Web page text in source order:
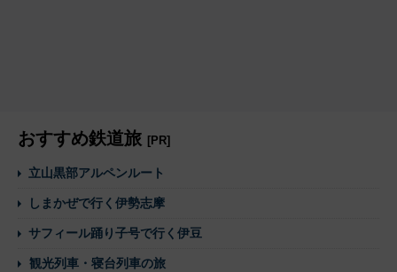
おすすめ鉄道旅 [PR]
立山黒部アルペンルート
しまかぜで行く伊勢志摩
サフィール踊り子号で行く伊豆
観光列車・寝台列車の旅